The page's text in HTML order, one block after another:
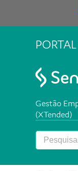
Gestão
(XTended)